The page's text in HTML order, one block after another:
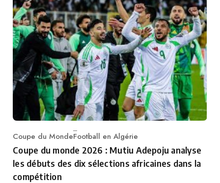
Category
Coupe du MondeFootball en Algérie
Coupe du monde 2026 : Mutiu Adepoju analyse
les débuts des dix sélections africaines dans la
compétition